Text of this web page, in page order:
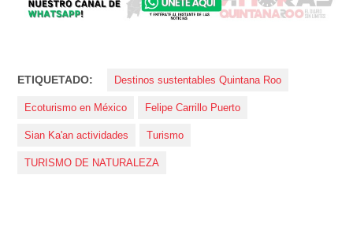
ETIQUETADO: Destinos sustentables Quintana Roo
Ecoturismo en México Felipe Carrillo Puerto
Sian Ka'an actividades Turismo
TURISMO DE NATURALEZA